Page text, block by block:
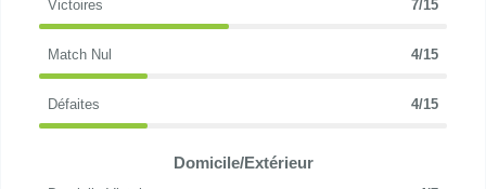
Victoires 7/15
Match Nul 4/15
Défaites 4/15
Domicile/Extérieur